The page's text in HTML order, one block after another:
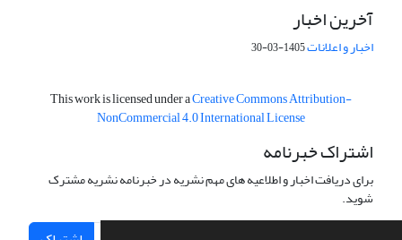
آخرین اخبار
اخبار و اعلانات1405-03-30
This work is licensed under aCreative Commons Attribution-
NonCommercial 4.0 International License
اشتراک خبرنامه
برای دریافت اخبار و اطلاعیه های مهم نشریه در خبرنامه نشریه مشترک
شوید.